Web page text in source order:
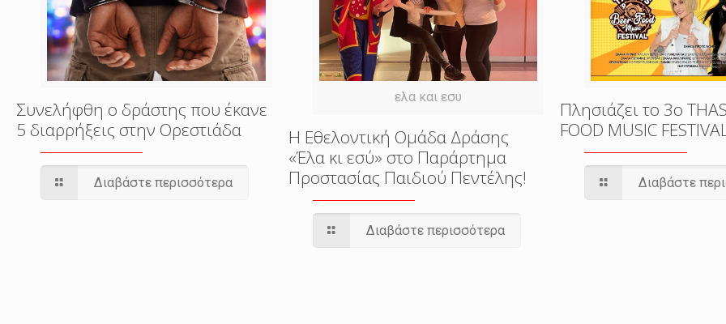
Συνελήφθη ο δράστης που έκανε
5 διαρρήξεις στην Ορεστιάδα
Διαβάστε περισσότερα
ελα και εσυ
Η Εθελοντική Ομάδα Δράσης
«Έλα κι εσύ» στο Παράρτημα
Προστασίας Παιδιού Πεντέλης!
Διαβάστε περισσότερα
Πλησιάζει το 3o
FOOD MUSIC
Διαβάστε